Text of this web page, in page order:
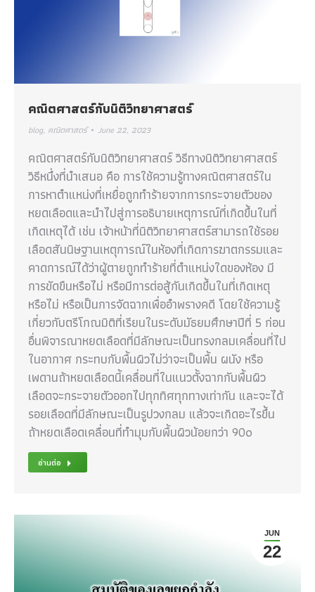
คณิตศาสตร์กับนิติวิทยาศาสตร์
blog, คณิตศาสตร์ June 22, 2023
คณิตศาสตร์กับนิติวิทยาศาสตร์ วิธีทางนิติวิทยาศาสตร์
วิธีหนึ่งที่นำเสนอ คือ การใช้ความรู้ทางคณิตศาสตร์ใน
การหาตำแหน่งที่เหยื่อถูกทำร้ายจากการกระจายตัวของ
หยดเลือดและนำไปสู่การอธิบายเหตุการณ์ที่เกิดขึ้นในที่
เกิดเหตุได้ เช่น เจ้าหน้าที่นิติวิทยาศาสตร์สามารถใช้รอย
เลือดสันนิษฐานเหตุการณ์ในห้องที่เกิดการฆาตกรรมและ
คาดการณ์ได้ว่าผู้ตายถูกทำร้ายที่ตำแหน่งใดของห้อง มี
การขัดขืนหรือไม่ หรือมีการต่อสู้กันเกิดขึ้นในที่เกิดเหตุ
หรือไม่ หรือเป็นการจัดฉากเพื่ออำพรางคดี โดยใช้ความรู้
เกี่ยวกับตรีโกณมิติที่เรียนในระดับมัธยมศึกษาปีที่ 5 ก่อน
อื่นพิจารณาหยดเลือดที่มีลักษณะเป็นทรงกลมเคลื่อนที่ไป
ในอากาศ กระทบกับพื้นผิวไม่ว่าจะเป็นพื้น ผนัง หรือ
เพดานถ้าหยดเลือดนี้เคลื่อนที่ในแนวตั้งฉากกับพื้นผิว
เลือดจะกระจายตัวออกไปทุกทิศทุกทางเท่ากัน และจะได้
รอยเลือดที่มีลักษณะเป็นรูปวงกลม แล้วจะเกิดอะไรขึ้น
ถ้าหยดเลือดเคลื่อนที่ทำมุมกับพื้นผิวน้อยกว่า 90๐
อ่านต่อ
JUN
22